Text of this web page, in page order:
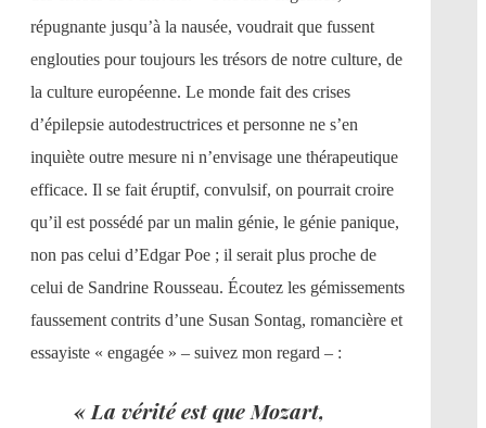
répugnante jusqu’à la nausée, voudrait que fussent
englouties pour toujours les trésors de notre culture, de
la culture européenne. Le monde fait des crises
d’épilepsie autodestructrices et personne ne s’en
inquiète outre mesure ni n’envisage une thérapeutique
efficace. Il se fait éruptif, convulsif, on pourrait croire
qu’il est possédé par un malin génie, le génie panique,
non pas celui d’Edgar Poe ; il serait plus proche de
celui de Sandrine Rousseau. Écoutez les gémissements
faussement contrits d’une Susan Sontag, romancière et
essayiste « engagée » – suivez mon regard – :
« La vérité est que Mozart,